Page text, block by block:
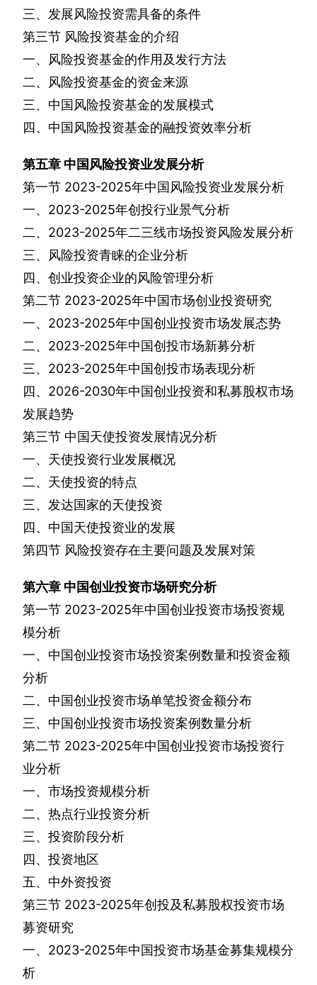
三、发展风险投资需具备的条件
第三节 风险投资基金的介绍
一、风险投资基金的作用及发行方法
二、风险投资基金的资金来源
三、中国风险投资基金的发展模式
四、中国风险投资基金的融投资效率分析
第五章 中国风险投资业发展分析
第一节 2023-2025年中国风险投资业发展分析
一、 2023-2025年创投行业景气分析
二、 2023-2025年二三线市场投资风险发展分析
三、风险投资青睐的企业分析
四、创业投资企业的风险管理分析
第二节 2023-2025年中国市场创业投资研究
一、 2023-2025年中国创业投资市场发展态势
二、 2023-2025年中国创投市场新募分析
三、 2023-2025年中国创投市场表现分析
四、 2026-2030年中国创业投资和私募股权市场
发展趋势
第三节 中国天使投资发展情况分析
一、天使投资行业发展概况
二、天使投资的特点
三、发达国家的天使投资
四、中国天使投资业的发展
第四节 风险投资存在主要问题及发展对策
第六章 中国创业投资市场研究分析
第一节 2023-2025年中国创业投资市场投资规
模分析
一、中国创业投资市场投资案例数量和投资金额
分析
二、中国创业投资市场单笔投资金额分布
三、中国创业投资市场投资案例数量分析
第二节 2023-2025年中国创业投资市场投资行
业分析
一、市场投资规模分析
二、热点行业投资分析
三、投资阶段分析
四、投资地区
五、中外资投资
第三节 2023-2025年创投及私募股权投资市场
募资研究
一、 2023-2025年中国投资市场基金募集规模分
析